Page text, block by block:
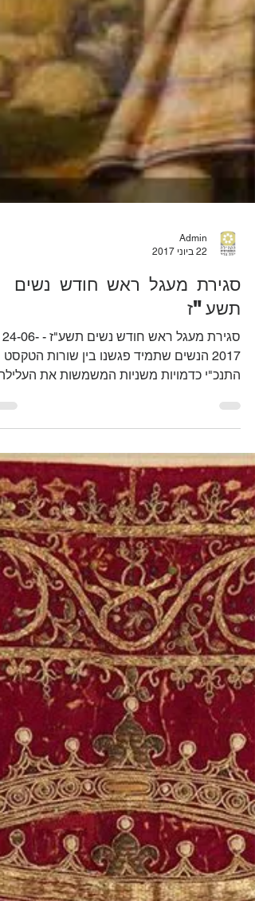
Admin
22 ביוני 2017
סגירת מעגל ראש חודש נשים
תשע"ז
סגירת מעגל ראש חודש נשים תשע"ז - 24-06-